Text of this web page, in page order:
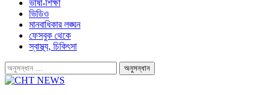
ভাষা-শিক্ষা
ভিডিও
মানবাধিকার লঙ্ঘন
ফেসবুক থেকে
স্বাস্থ্য, চিকিৎসা